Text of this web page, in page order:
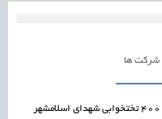
شرکت ها